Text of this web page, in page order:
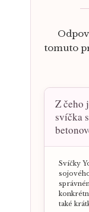
tomuto
Z čeho
svíčka
Svíčky
také